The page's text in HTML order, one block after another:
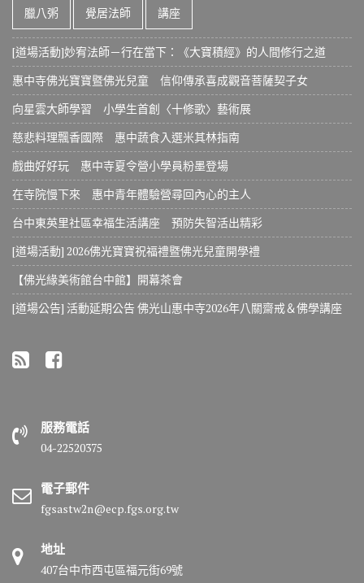
臘八粥 覺居法師 講座
[道場活動]妙宥法師－行在當下：《大寶積經》的人間修行之道
惠中寺佛光寶寶暨佛光兒童 信仰傳承喜成觀音菩薩契子女
向星雲大師學習 小學生首創〈十修歌〉藝術展
慈悲料理飄香國際 惠中蔬食入選米其林指南
戲曲好好玩 惠中寺夏令營小學員粉墨登場
在寺院慢下來 惠中青年體驗營尋回內心的主人
台中東英里社區幸福生活講座 預防失智活出精彩
[道場活動] 2026佛光寶寶祝福禮暨佛光兒童開學禮
【佛光緣美術館台中館】開幕茶會
[道場公告] 活動延期公告 佛光山惠中寺2026年八關齋戒＆佛學講座
服務電話
04-22520375
電子郵件
fgsastw2n@ecp.fgs.org.tw
地址
407台中市西屯區福元街69號